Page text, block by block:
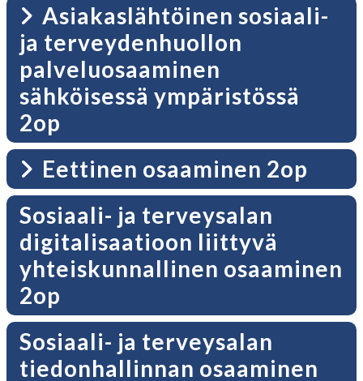
Asiakaslähtöinen sosiaali-
ja terveydenhuollon
palveluosaaminen
sähköisessä ympäristössä
2op
Eettinen osaaminen 2op
Sosiaali- ja terveysalan
digitalisaatioon liittyvä
yhteiskunnallinen osaaminen
2op
Sosiaali- ja terveysalan
tiedonhallinnan osaaminen